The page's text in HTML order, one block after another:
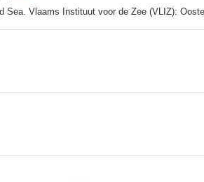
Vlaams Instituut voor de Zee (VLIZ):